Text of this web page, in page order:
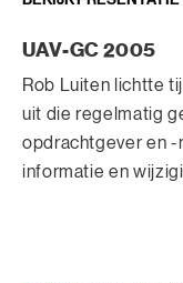
UAV-GC 2005
Rob Luiten lichtte
uit die regelmatig
opdrachtgever en -
informatie en